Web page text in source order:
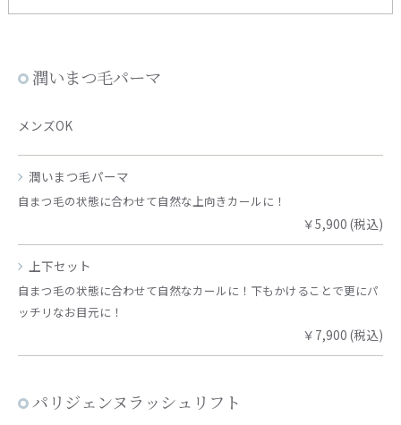
潤いまつ毛パーマ
メンズOK
潤いまつ毛パーマ
自まつ毛の状態に合わせて自然な上向きカールに！
￥5,900 (税込)
上下セット
自まつ毛の状態に合わせて自然なカールに！下もかけることで更にパ
ッチリなお目元に！
￥7,900 (税込)
パリジェンヌラッシュリフト